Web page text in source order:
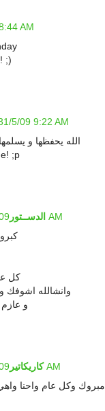
AM
;)
5/09 9:22 AM
الله يحفظها و
;p
الدســتور 31/5/09 9:33 AM
كل
وانشالله اشوفك
و
كاريكاتير31/5/09 9:42 AM
مبروك وكل عام واحنا